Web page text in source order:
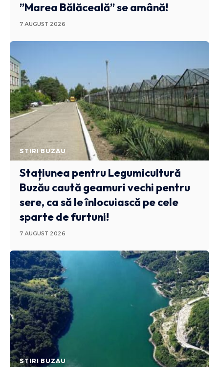
”Marea Bălăceală” se amână!
7 AUGUST 2026
STIRI BUZAU
Stațiunea pentru Legumicultură
Buzău caută geamuri vechi pentru
sere, ca să le înlocuiască pe cele
sparte de furtuni!
7 AUGUST 2026
STIRI BUZAU